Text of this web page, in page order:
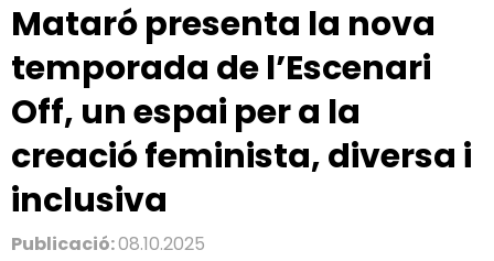
Mataró presenta la nova
temporada de l’Escenari
Off, un espai per a la
creació feminista, diversa i
inclusiva
Publicació:08.10.2025